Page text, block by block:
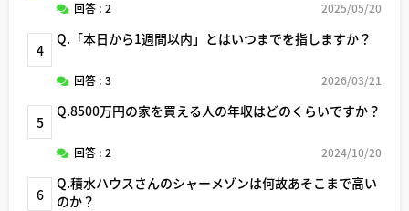
回答 : 2 2025/05/20
4
Q.「本日から1週間以内」とはいつまでを指しますか？
回答 : 3 2026/03/21
5
Q.8500万円の家を買える人の年収はどのくらいですか？
回答 : 2 2024/10/20
6
Q.積水ハウスさんのシャーメゾンは何故あそこまで高い
のか？